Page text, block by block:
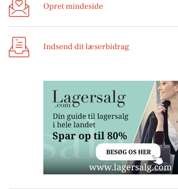
Opret mindeside
Indsend dit læserbidrag